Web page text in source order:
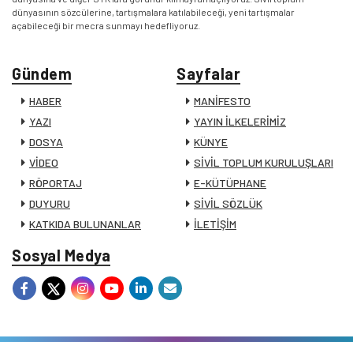
dünyasının sözcülerine, tartışmalara katılabileceği, yeni tartışmalar
açabileceği bir mecra sunmayı hedefliyoruz.
Gündem
HABER
YAZI
DOSYA
VİDEO
RÖPORTAJ
DUYURU
KATKIDA BULUNANLAR
Sayfalar
MANİFESTO
YAYIN İLKELERİMİZ
KÜNYE
SİVİL TOPLUM KURULUŞLARI
E-KÜTÜPHANE
SİVİL SÖZLÜK
İLETİŞİM
Sosyal Medya